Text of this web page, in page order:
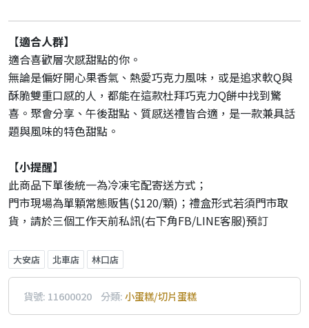
【適合人群】
適合喜歡層次感甜點的你。
無論是偏好開心果香氣、熱愛巧克力風味，或是追求軟Q與
酥脆雙重口感的人，都能在這款杜拜巧克力Q餅中找到驚
喜。聚會分享、午後甜點、質感送禮皆合適，是一款兼具話
題與風味的特色甜點。
【小提醒】
此商品下單後統一為冷凍宅配寄送方式；
門市現場為單顆常態販售($120/顆)；禮盒形式若須門市取
貨，請於三個工作天前私訊(右下角FB/LINE客服)預訂
大安店 北車店 林口店
貨號: 11600020 分類:小蛋糕/切片蛋糕